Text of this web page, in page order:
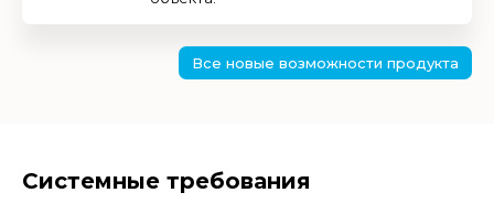
Все новые возможности продукта
Системные требования